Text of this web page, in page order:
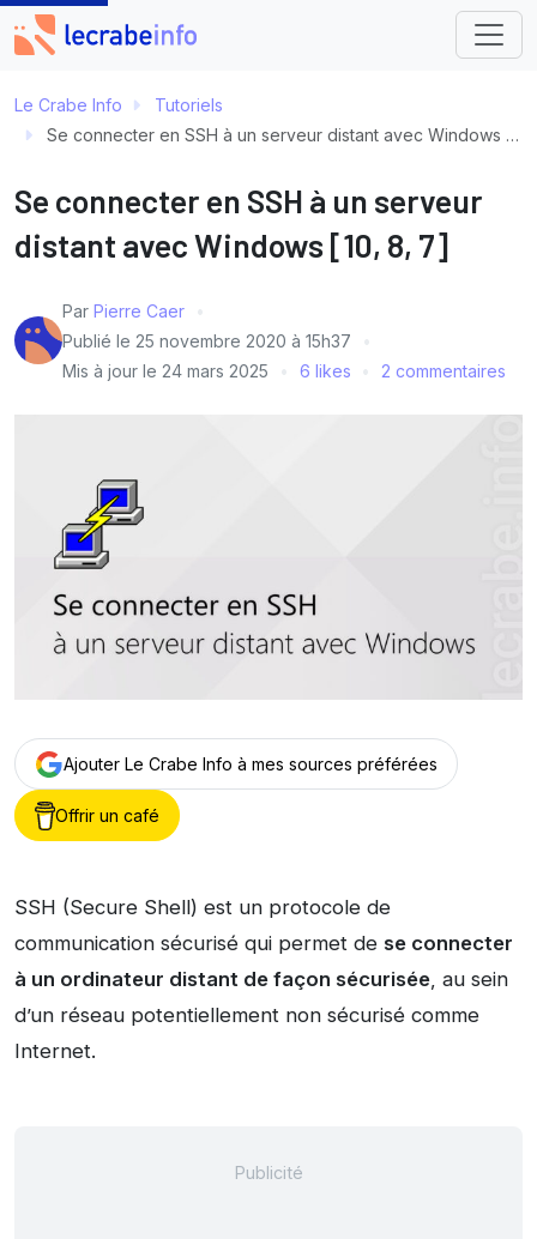
Le Crabe Info
Tutoriels
Se connecter en SSH à un serveur distant avec Windows [10, 8, 7]
Se connecter en SSH à un serveur
distant avec Windows [10, 8, 7]
Par Pierre Caer
Publié le 25 novembre 2020 à 15h37
Mis à jour le 24 mars 2025 6 likes 2 commentaires
Ajouter Le Crabe Info à mes sources préférées
Offrir un café
SSH (Secure Shell) est un protocole de
communication sécurisé qui permet de se connecter
à un ordinateur distant de façon sécurisée, au sein
d’un réseau potentiellement non sécurisé comme
Internet.